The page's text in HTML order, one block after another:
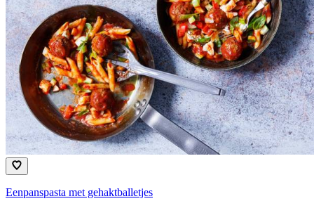
Eenpanspasta met gehaktballetjes